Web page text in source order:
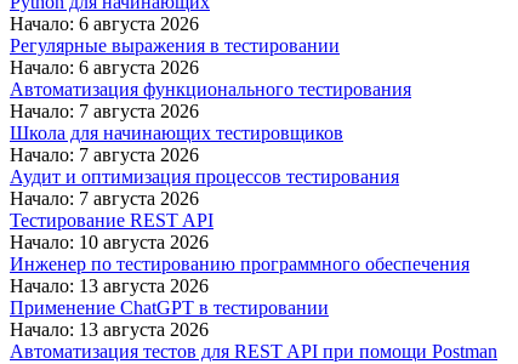
Начало: 6 августа 2026
Регулярные выражения в тестировании
Начало: 6 августа 2026
Автоматизация функционального тестирования
Начало: 7 августа 2026
Школа для начинающих тестировщиков
Начало: 7 августа 2026
Аудит и оптимизация процессов тестирования
Начало: 7 августа 2026
Тестирование REST API
Начало: 10 августа 2026
Инженер по тестированию программного обеспечения
Начало: 13 августа 2026
Применение ChatGPT в тестировании
Начало: 13 августа 2026
Автоматизация тестов для REST API при помощи Postman